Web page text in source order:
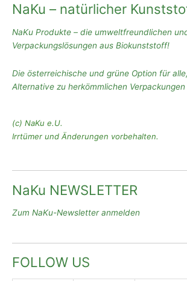
NaKu – natürlicher
NaKu Produkte – die umweltfreundlichen
Verpackungslösungen aus Biokunststoff!
Die österreichische und grüne Option für
Alternative zu herkömmlichen Verpackungen
(c) NaKu e.U.
Irrtümer und Änderungen vorbehalten.
NaKu NEWSLETTER
Zum NaKu-Newsletter anmelden
FOLLOW US